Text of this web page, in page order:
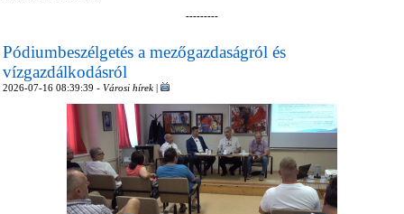
---------
Pódiumbeszélgetés a mezőgazdaságról és
vízgazdálkodásról
2026-07-16 08:39:39 - Városi hírek |